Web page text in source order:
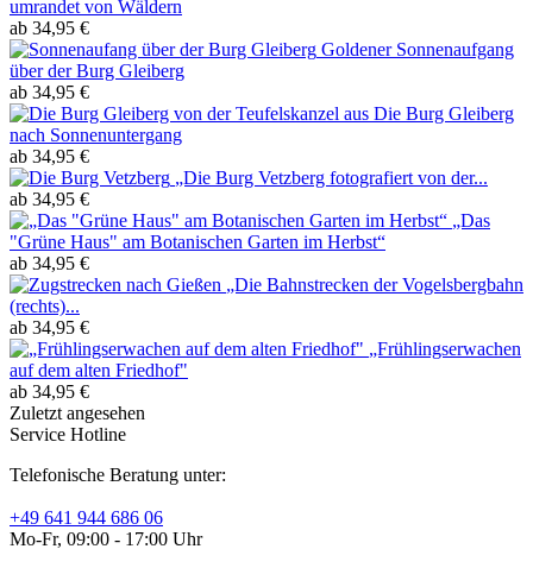
umrandet von Wäldern
ab 34,95 €
Goldener Sonnenaufgang
über der Burg Gleiberg
ab 34,95 €
Die Burg Gleiberg
nach Sonnenuntergang
ab 34,95 €
„Die Burg Vetzberg fotografiert von der...
ab 34,95 €
„Das
"Grüne Haus" am Botanischen Garten im Herbst“
ab 34,95 €
„Die Bahnstrecken der Vogelsbergbahn
(rechts)...
ab 34,95 €
„Frühlingserwachen
auf dem alten Friedhof"
ab 34,95 €
Zuletzt angesehen
Service Hotline
Telefonische Beratung unter:
+49 641 944 686 06
Mo-Fr, 09:00 - 17:00 Uhr